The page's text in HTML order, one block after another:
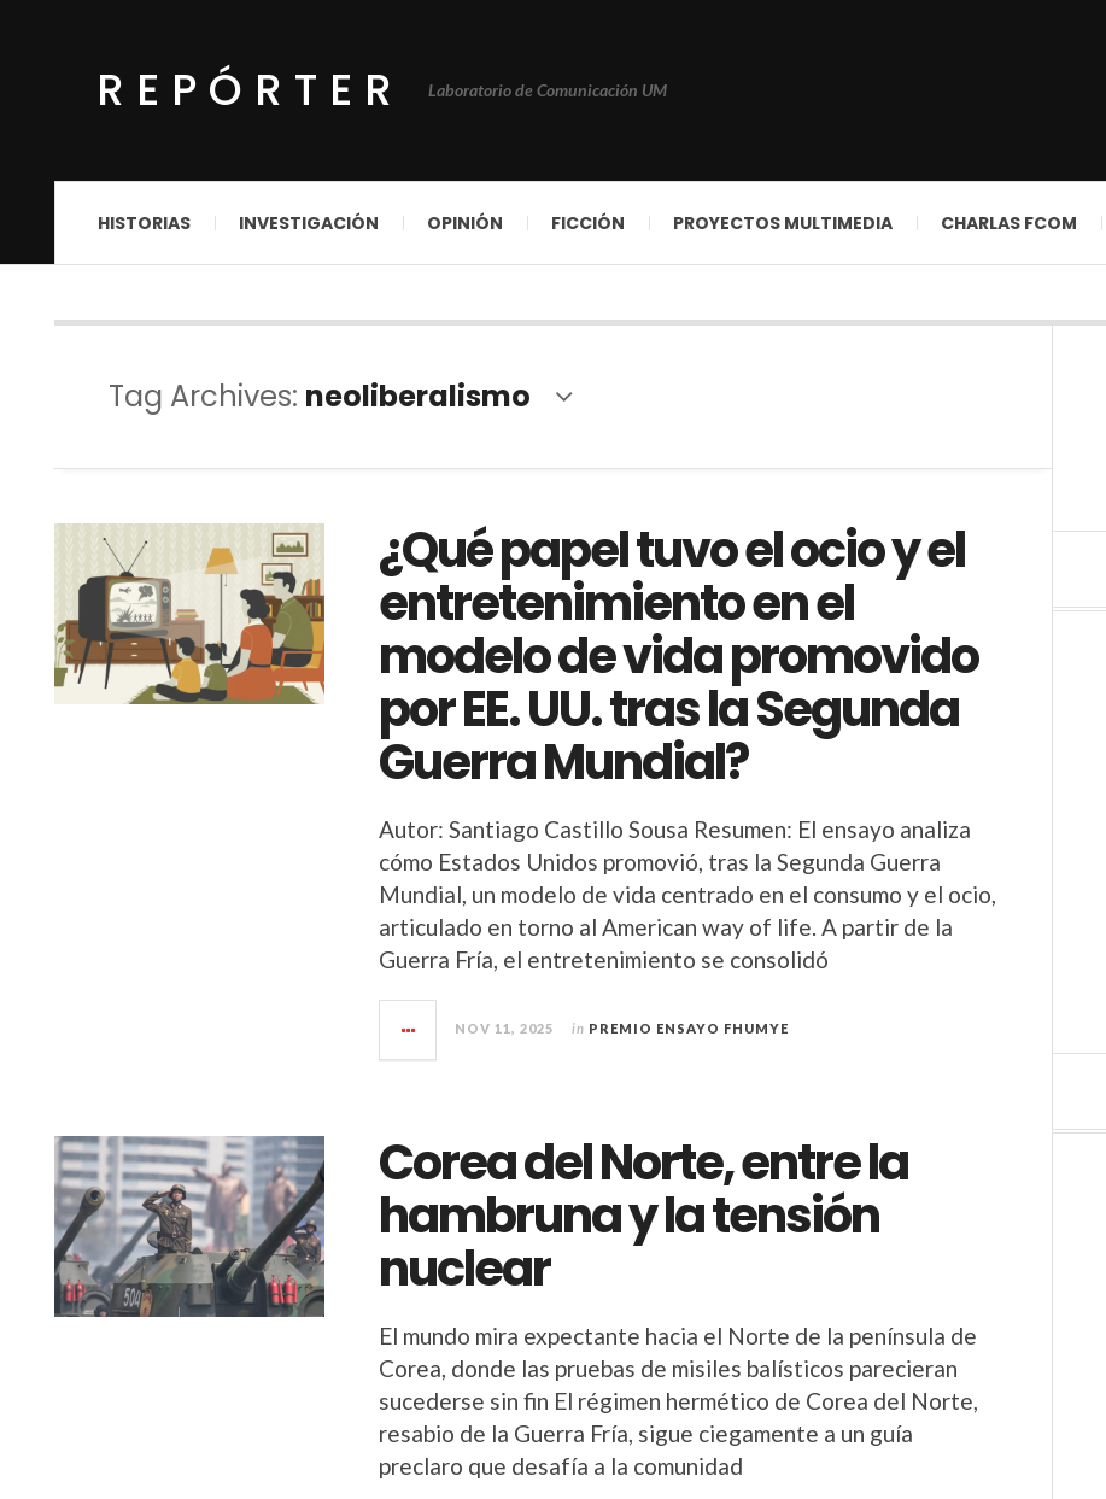
REPÓRTER Laboratorio de Comunicación UM
HISTORIAS INVESTIGACIÓN OPINIÓN FICCIÓN PROYECTOS MULTIMEDIA CHARLAS FCOM
Tag Archives: neoliberalismo
¿Qué papel tuvo el ocio y el
entretenimiento en el
modelo de vida promovido
por EE. UU. tras la Segunda
Guerra Mundial?
Autor: Santiago Castillo Sousa Resumen: El ensayo analiza
cómo Estados Unidos promovió, tras la Segunda Guerra
Mundial, un modelo de vida centrado en el consumo y el ocio,
articulado en torno al American way of life. A partir de la
Guerra Fría, el entretenimiento se consolidó
NOV 11, 2025 in PREMIO ENSAYO FHUMYE
Corea del Norte, entre la
hambruna y la tensión
nuclear
El mundo mira expectante hacia el Norte de la península de
Corea, donde las pruebas de misiles balísticos parecieran
sucederse sin fin El régimen hermético de Corea del Norte,
resabio de la Guerra Fría, sigue ciegamente a un guía
preclaro que desafía a la comunidad